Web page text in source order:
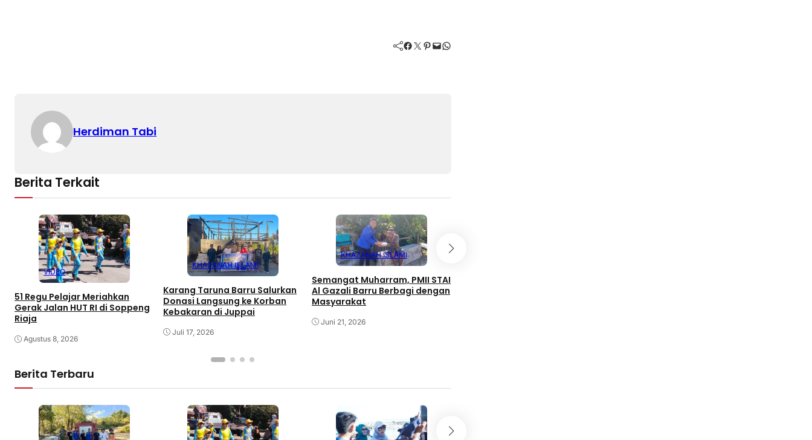
Facebook Twitter Pinterest Mail WhatsApp
Herdiman Tabi
Berita Terkait
VIDEO
51 Regu Pelajar Meriahkan
Gerak Jalan HUT RI di Soppeng
Riaja
Agustus 8, 2026
KHAZANAH ISLAMI
Karang Taruna Barru Salurkan
Donasi Langsung ke Korban
Kebakaran di Juppai
Juli 17, 2026
KHAZANAH ISLAMI
Semangat Muharram, PMII STAI
Al Gazali Barru Berbagi dengan
Masyarakat
Juni 21, 2026
Berita Terbaru